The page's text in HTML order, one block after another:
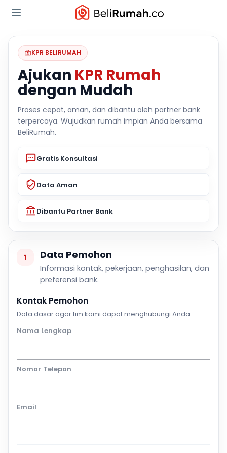
KPR BELIRUMAH
Ajukan KPR Rumah
dengan Mudah
Proses cepat, aman, dan dibantu oleh partner bank
terpercaya. Wujudkan rumah impian Anda bersama
BeliRumah.
Gratis Konsultasi
Data Aman
Dibantu Partner Bank
1 Data Pemohon
Informasi kontak, pekerjaan, penghasilan, dan
preferensi bank.
Kontak Pemohon
Data dasar agar tim kami dapat menghubungi Anda.
Nama Lengkap
Nomor Telepon
Email